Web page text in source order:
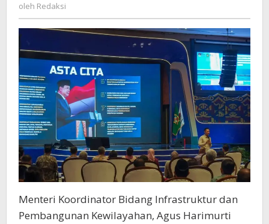
Tangguh
Berbasis
Kolaborasi
oleh Redaksi
Menteri Koordinator Bidang Infrastruktur dan
Pembangunan Kewilayahan, Agus Harimurti